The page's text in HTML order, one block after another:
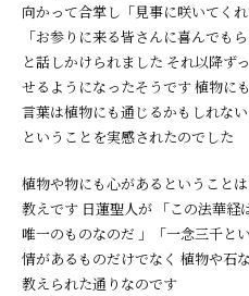
向かって合掌し「見事に咲いてく
「お参りに来る皆さんに喜んでも
と話しかけられました それ以降ず
せるようになったそうです 植物に
言葉は植物にも通じるかもしれな
ということを実感されたのでした
植物や物にも心があるということ
教えです 日蓮聖人が 「この法華経
唯一のものなのだ 」「一念三千と
情があるものだけでなく 植物や石
教えられた通りなのです